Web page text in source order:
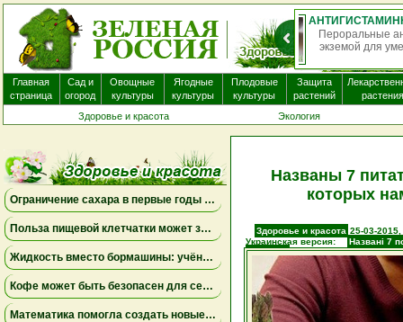
Главная
страница
Сад и
огород
Овощные
культуры
Ягодные
культуры
Плодовые
культуры
Защита
растений
растения
Здоровье и красота
Экология
Ограничение сахара в первые годы жизни может снизить риск болезни Альцгеймера
Польза пищевой клетчатки может зависеть от конкретных бактерий в кишечнике
Жидкость вместо бормашины: учёные подтвердили эффективность нового метода лечения детского кариеса
Кофе может быть безопасен для сердца, а энергетики — повышать риск аритмии
Математика помогла создать новые биомаркеры для прогнозирования рака молочной железы
Названы 7
которых
Здоровье и красота 25-03-
Украинская версия:
Названі 7
вистачає